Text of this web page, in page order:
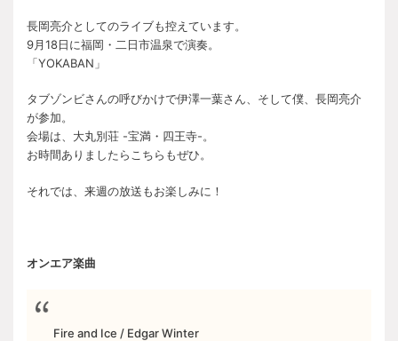
長岡亮介としてのライブも控えています。
9月18日に福岡・二日市温泉で演奏。
「YOKABAN」
タブゾンビさんの呼びかけで伊澤一葉さん、そして僕、長岡亮介
が参加。
会場は、大丸別荘 -宝満・四王寺-。
お時間ありましたらこちらもぜひ。
それでは、来週の放送もお楽しみに！
オンエア楽曲
Fire and Ice / Edgar Winter